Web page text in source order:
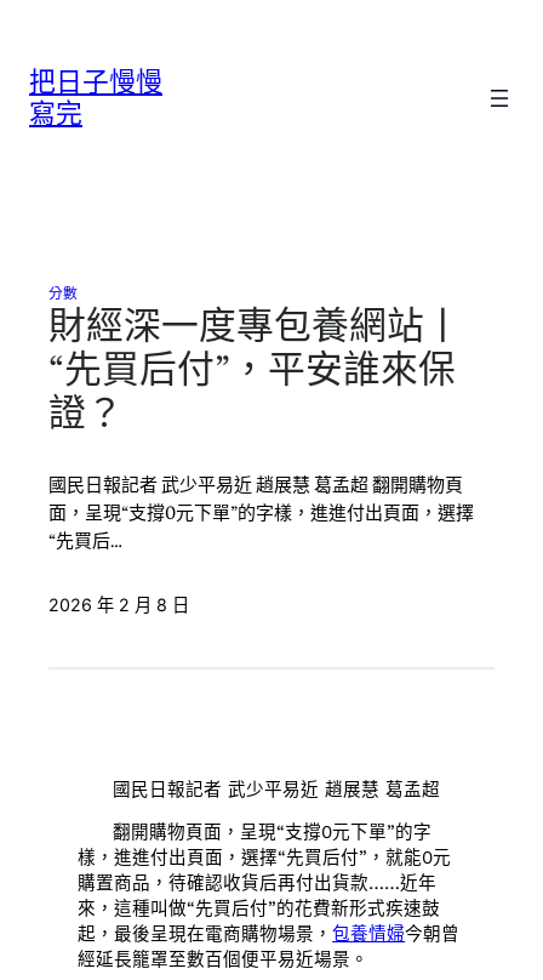
把日子慢慢
寫完
分數
財經深一度專包養網站丨
“先買后付”，平安誰來保
證？
國民日報記者 武少平易近 趙展慧 葛孟超 翻開購物頁
面，呈現“支撐0元下單”的字樣，進進付出頁面，選擇
“先買后…
2026 年 2 月 8 日
國民日報記者 武少平易近 趙展慧 葛孟超
翻開購物頁面，呈現“支撐0元下單”的字
樣，進進付出頁面，選擇“先買后付”，就能0元
購置商品，待確認收貨后再付出貨款……近年
來，這種叫做“先買后付”的花費新形式疾速鼓
起，最後呈現在電商購物場景，包養情婦今朝曾
經延長籠罩至數百個便平易近場景。